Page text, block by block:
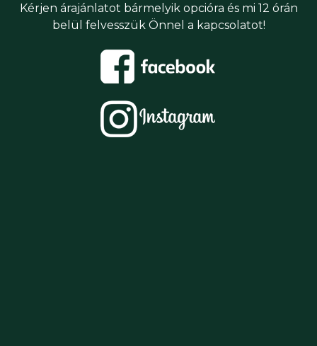
Kérjen árajánlatot bármelyik opcióra és mi 12 órán
belül felvesszük Önnel a kapcsolatot!